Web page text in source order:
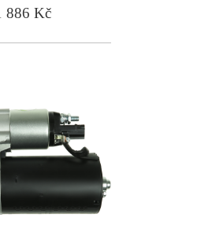
886 Kč